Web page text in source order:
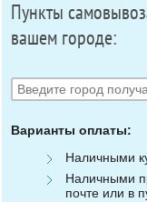
Пункты
вашем городе:
Варианты оплаты:
Наличными
Наличными
почте или в